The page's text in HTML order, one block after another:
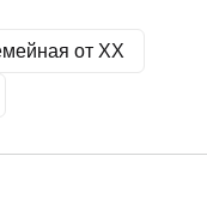
от XX